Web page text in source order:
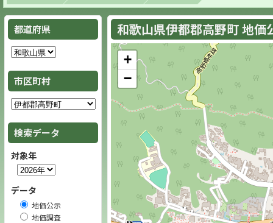
都道府県
市区町村
検索データ
対象年
データ
地価公示
地価調査
和歌山県伊都郡高野町 地
+
−